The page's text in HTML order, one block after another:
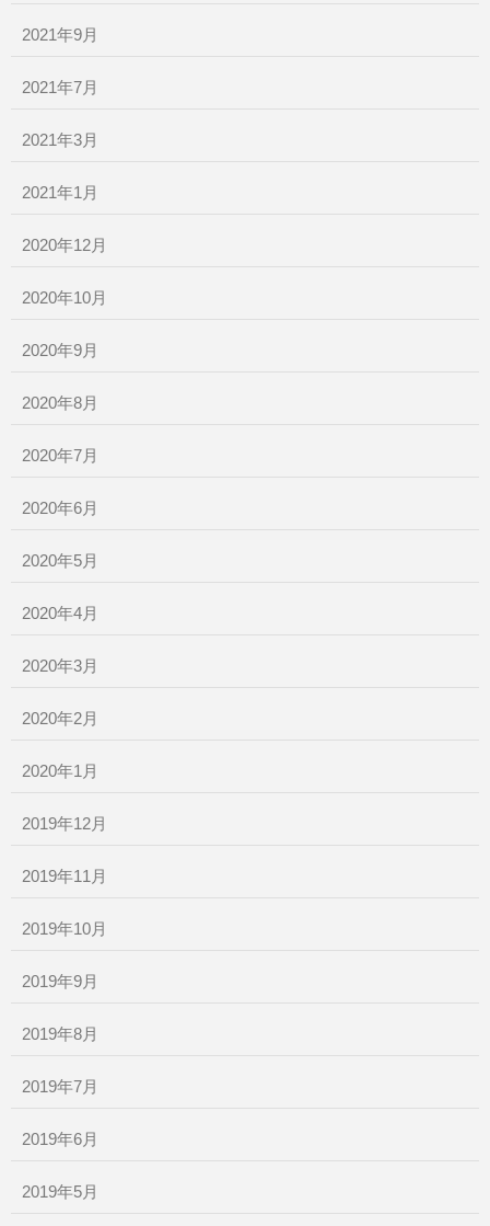
2021年9月
2021年7月
2021年3月
2021年1月
2020年12月
2020年10月
2020年9月
2020年8月
2020年7月
2020年6月
2020年5月
2020年4月
2020年3月
2020年2月
2020年1月
2019年12月
2019年11月
2019年10月
2019年9月
2019年8月
2019年7月
2019年6月
2019年5月